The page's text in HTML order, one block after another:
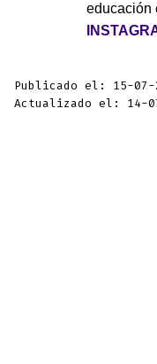
educación
Publicado el: 15-07-
Actualizado el: 14-